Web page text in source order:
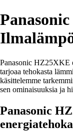
Panasonic HZ25XKE
tarjoaa tehokasta
käsittelemme
sen ominaisuuksia ja
Panasonic